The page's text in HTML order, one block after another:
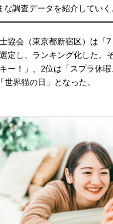
な調査データを紹介していく
協会（東京都新宿区）は「
定し、ランキング化した。
ー！」、2位は「スプラ休
世界猫の日」となった。